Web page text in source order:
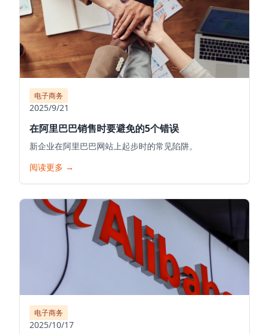
电子商务
2025/9/21
在阿里巴巴销售时要避免的5个错误
新企业在阿里巴巴网站上起步时的常见陷阱。
阅读更多 →
电子商务
2025/10/17